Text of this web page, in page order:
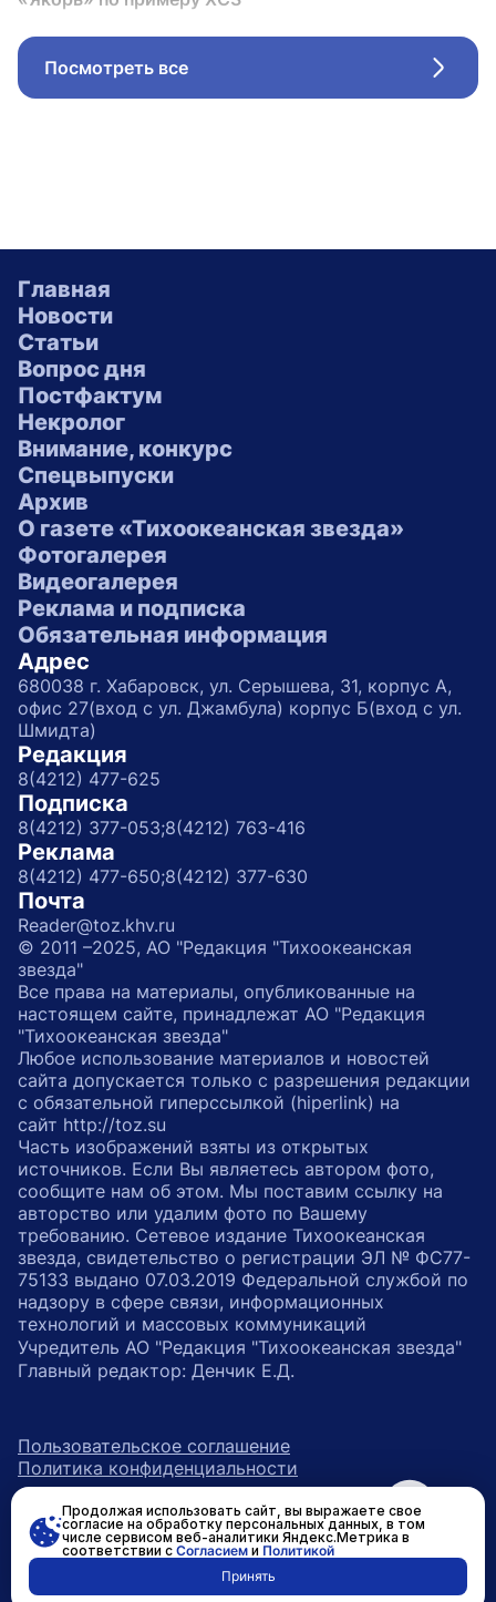
Посмотреть все
Главная
Новости
Статьи
Вопрос дня
Постфактум
Некролог
Внимание, конкурс
Спецвыпуски
Архив
О газете «Тихоокеанская звезда»
Фотогалерея
Видеогалерея
Реклама и подписка
Обязательная информация
Адрес
680038 г. Хабаровск, ул. Серышева, 31, корпус А,
офис 27(вход с ул. Джамбула) корпус Б(вход с ул.
Шмидта)
Редакция
8(4212) 477-625
Подписка
8(4212) 377-053;8(4212) 763-416
Реклама
8(4212) 477-650;8(4212) 377-630
Почта
Reader@toz.khv.ru
© 2011 –2025, АО "Редакция "Тихоокеанская
звезда"
Все права на материалы, опубликованные на
настоящем сайте, принадлежат АО "Редакция
"Тихоокеанская звезда"
Любое использование материалов и новостей
сайта допускается только с разрешения редакции
с обязательной гиперссылкой (hiperlink) на
сайт http://toz.su
Часть изображений взяты из открытых
источников. Если Вы являетесь автором фото,
сообщите нам об этом. Мы поставим ссылку на
авторство или удалим фото по Вашему
требованию. Сетевое издание Тихоокеанская
звезда, свидетельство о регистрации ЭЛ № ФС77-
75133 выдано 07.03.2019 Федеральной службой по
надзору в сфере связи, информационных
технологий и массовых коммуникаций
Учредитель АО "Редакция "Тихоокеанская звезда"
Главный редактор: Денчик Е.Д.
Пользовательское соглашение
Политика конфиденциальности
ссылка на главную
возрастное ограничение 16+
ссылка на страницу в Вконтакте
ссылка на страницу в
ссылка на канал в
Разработано в
Продолжая использовать сайт, вы выражаете свое
согласие на обработку персональных данных, в том
числе сервисом веб-аналитики Яндекс.Метрика в
соответствии с Согласиеми Политикой
Принять